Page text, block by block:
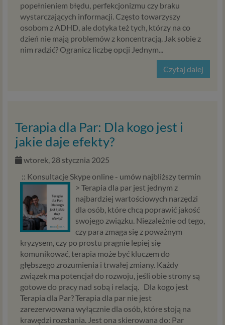
popełnieniem błędu, perfekcjonizmu czy braku
wystarczających informacji. Często towarzyszy
osobom z ADHD, ale dotyka też tych, którzy na co
dzień nie mają problemów z koncentracją. Jak sobie z
nim radzić? Ogranicz liczbę opcji Jednym...
Czytaj dalej
Terapia dla Par: Dla kogo jest i
jakie daje efekty?
wtorek, 28 stycznia 2025
:: Konsultacje Skype online - umów najbliższy termin
> Terapia dla par jest jednym z
najbardziej wartościowych narzędzi
dla osób, które chcą poprawić jakość
swojego związku. Niezależnie od tego,
czy para zmaga się z poważnym
kryzysem, czy po prostu pragnie lepiej się
komunikować, terapia może być kluczem do
głębszego zrozumienia i trwałej zmiany. Każdy
związek ma potencjał do rozwoju, jeśli obie strony są
gotowe do pracy nad sobą i relacją. Dla kogo jest
Terapia dla Par? Terapia dla par nie jest
zarezerwowana wyłącznie dla osób, które stoją na
krawędzi rozstania. Jest ona skierowana do: Par
Twoje dane, w ramach naszych usług, przetwarzane będą
wyłącznie w przypadku posiadania przez nas lub inny
podmiot przetwarzający dane jednej z dopuszczonych
przez RODO podstaw prawnych i wyłącznie w celu
dostosowanym do danej podstawy, zgodnie z opisem
powyżej. Twoje dane przetwarzane będą do czasu
istnienia podstawy do ich przetwarzania – czyli w
danych do wykonania umowy – przez czas jej
wykonywania, a w przypadku, gdy podstawą
przetwarzania danych jest uzasadniony interes
administratora – do czasu istnienia tego uzasadnionego
interesu.
Administratorzy
Administratorami Twoich danych osobowych Psychology
Consulting Aneta Styńska właściciel serwisu
internetowego Psychorada.pl. Pełne dane administratora
możesz sprawdzić wchodząc na podstrone Kontakt.
Znajdziesz tam również informację o naszych Zaufanych
Partnerach, czyli firmach i innych podmiotów, z którymi
współpracujemy głównie w zakresie administracyjnym,
technologicznym koniecznym do prowadzenia serwisu i
marketingowym.
Przekazywanie danych